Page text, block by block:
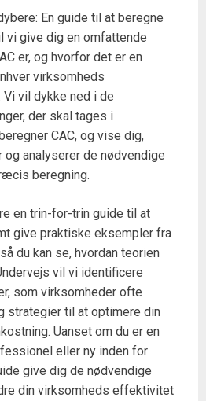
En guide til at beregne
vi give dig en omfattende
er, og hvorfor det er en
virksomheds
vil dykke ned i de
der skal tages i
CAC, og vise dig,
og analyserer de nødvendige
beregning.
en trin-for-trin guide til at
give praktiske eksempler fra
du kan se, hvordan teorien
vil vi identificere
som virksomheder ofte
strategier til at optimere din
Uanset om du er en
eller ny inden for
give dig de nødvendige
din virksomheds effektivitet